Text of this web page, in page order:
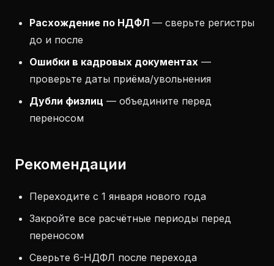
Расхождение по НДФЛ — сверьте регистры
до и после
Ошибки в кадровых документах —
проверьте даты приёма/увольнения
Дубли физлиц — объедините перед
переносом
Рекомендации
Переходите с 1 января нового года
Закройте все расчётные периоды перед
переносом
Сверьте 6-НДФЛ после перехода